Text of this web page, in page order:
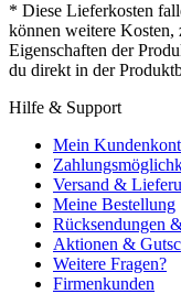
* Diese Lieferkosten
können weitere
Eigenschaften der
du direkt in der
Hilfe & Support
Mein
Versand &
Meine Bestellung
Rücksendungen
Aktionen &
Weitere Fragen?
Firmenkunden